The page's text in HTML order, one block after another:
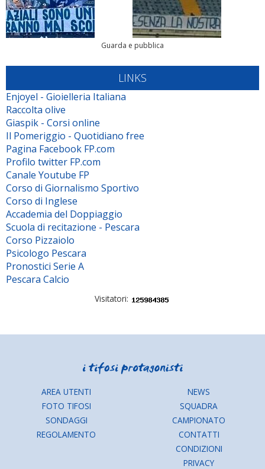
Guarda e pubblica
LINKS
Enjoyel - Gioielleria Italiana
Raccolta olive
Giaspik - Corsi online
Il Pomeriggio - Quotidiano free
Pagina Facebook FP.com
Profilo twitter FP.com
Canale Youtube FP
Corso di Giornalismo Sportivo
Corso di Inglese
Accademia del Doppiaggio
Scuola di recitazione - Pescara
Corso Pizzaiolo
Psicologo Pescara
Pronostici Serie A
Pescara Calcio
Visitatori:
AREA UTENTI
FOTO TIFOSI
SONDAGGI
REGOLAMENTO
NEWS
SQUADRA
CAMPIONATO
CONTATTI
CONDIZIONI
PRIVACY